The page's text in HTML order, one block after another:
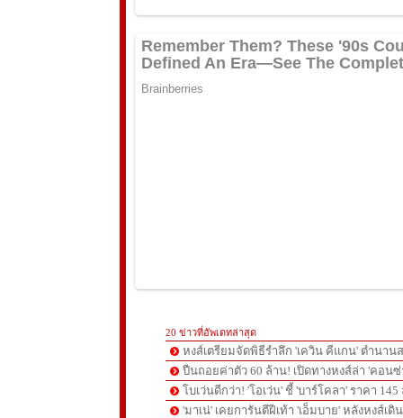
20 ข่าวที่อัพเดทล่าสุด
หงส์เตรียมจัดพิธีรำลึก 'เควิน คีแกน' ตำนาน
ปืนถอยค่าตัว 60 ล้าน! เปิดทางหงส์ล่า 'คอนซ่
โบเว่นดีกว่า! 'โอเว่น' ชี้ 'บาร์โคลา' ราคา
'มาเน่' เคยการันตีฝีเท้า 'เอ็มบาย' หลังหงส์เดิ